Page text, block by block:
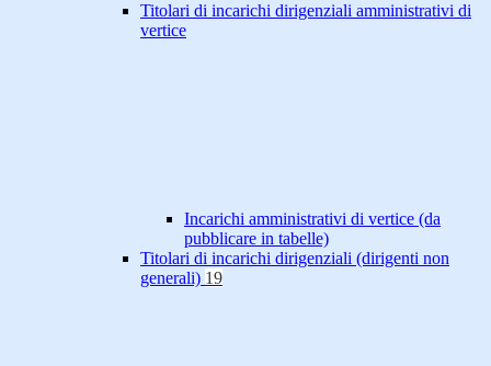
Titolari di incarichi dirigenziali amministrativi di
vertice
Incarichi amministrativi di vertice (da
pubblicare in tabelle)
Titolari di incarichi dirigenziali (dirigenti non
generali) 19